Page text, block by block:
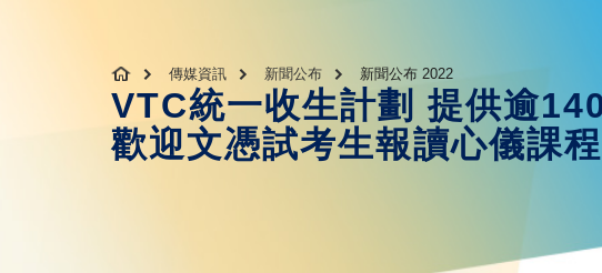
傳媒資訊 新聞公布 新聞公布 2022
VTC統一收生計劃 提供逾
歡迎文憑試考生報讀心儀課程